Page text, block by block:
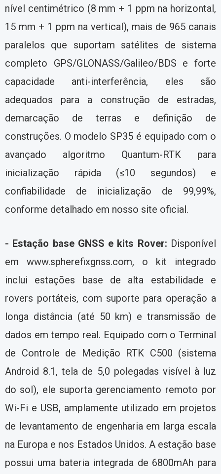
nível centimétrico (8 mm + 1 ppm na horizontal,
15 mm + 1 ppm na vertical), mais de 965 canais
paralelos que suportam satélites de sistema
completo GPS/GLONASS/Galileo/BDS e forte
capacidade anti-interferência, eles são
adequados para a construção de estradas,
demarcação de terras e definição de
construções. O modelo SP35 é equipado com o
avançado algoritmo Quantum-RTK para
inicialização rápida (≤10 segundos) e
confiabilidade de inicialização de 99,99%,
conforme detalhado em nosso site oficial.
- Estação base GNSS e kits Rover: Disponível
em www.spherefixgnss.com, o kit integrado
inclui estações base de alta estabilidade e
rovers portáteis, com suporte para operação a
longa distância (até 50 km) e transmissão de
dados em tempo real. Equipado com o Terminal
de Controle de Medição RTK C500 (sistema
Android 8.1, tela de 5,0 polegadas visível à luz
do sol), ele suporta gerenciamento remoto por
Wi-Fi e USB, amplamente utilizado em projetos
de levantamento de engenharia em larga escala
na Europa e nos Estados Unidos. A estação base
possui uma bateria integrada de 6800mAh para